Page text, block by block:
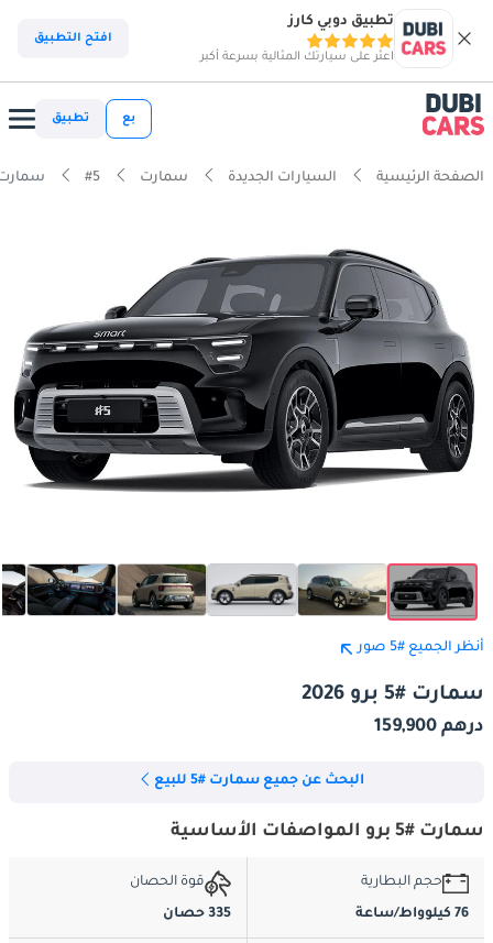
تطبيق دوبي كارز
اعثر على سيارتك المثالية بسرعة أكبر
افتح التطبيق
بع تطبيق
الصفحة الرئيسية السيارات الجديدة سمارت #5 سمارت #5
أنظر الجميع #5 صور
سمارت #5 برو 2026
درهم 159,900
البحث عن جميع سمارت #5 للبيع
سمارت #5 برو المواصفات الأساسية
حجم البطارية
76 كيلوواط/ساعة
قوة الحصان
335 حصان